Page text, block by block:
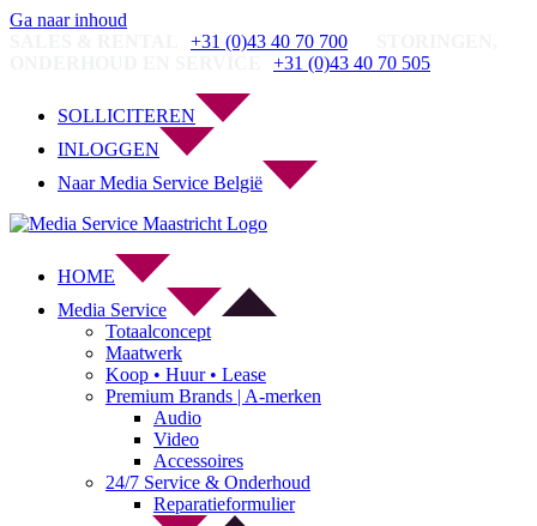
Ga naar inhoud
+31 (0)43 40 70 700
+31 (0)43 40 70 505
SOLLICITEREN
INLOGGEN
Naar Media Service België
HOME
Media Service
Totaalconcept
Maatwerk
Koop • Huur • Lease
Premium Brands | A-merken
Audio
Video
Accessoires
24/7 Service & Onderhoud
Reparatieformulier